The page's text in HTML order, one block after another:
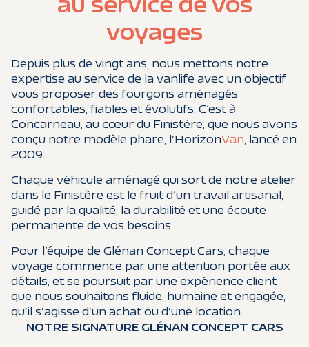
voyages
Depuis plus de vingt ans, nous mettons notre
expertise au service de la vanlife avec un objectif :
vous proposer des fourgons aménagés
confortables, fiables et évolutifs. C’est à
Concarneau, au cœur du Finistère, que nous avons
conçu notre modèle phare, l’HorizonVan , lancé en
2009.
Chaque véhicule aménagé qui sort de notre atelier
dans le Finistère est le fruit d’un travail artisanal,
guidé par la qualité, la durabilité et une écoute
permanente de vos besoins.
Pour l’équipe de Glénan Concept Cars, chaque
voyage commence par une attention portée aux
détails, et se poursuit par une expérience client
que nous souhaitons fluide, humaine et engagée,
qu’il s’agisse d’un achat ou d’une location.
NOTRE SIGNATURE GLÉNAN CONCEPT CARS